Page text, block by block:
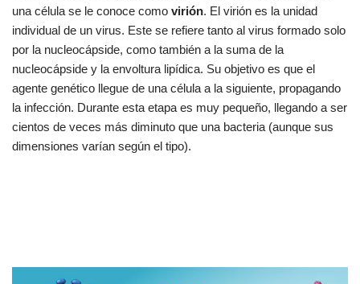
una célula se le conoce como virión. El virión es la unidad
individual de un virus. Este se refiere tanto al virus formado solo
por la nucleocápside, como también a la suma de la
nucleocápside y la envoltura lipídica. Su objetivo es que el
agente genético llegue de una célula a la siguiente, propagando
la infección. Durante esta etapa es muy pequeño, llegando a ser
cientos de veces más diminuto que una bacteria (aunque sus
dimensiones varían según el tipo).